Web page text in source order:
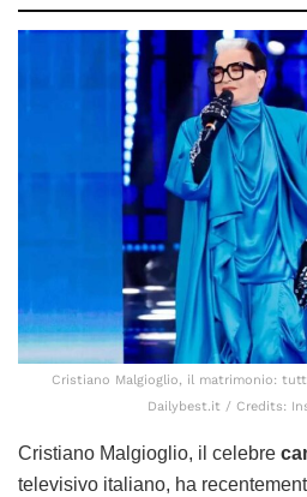
Cristiano Malgioglio, il matrimonio:
Dailybest.it / Credits:
Cristiano Malgioglio, il celebre
televisivo italiano, ha